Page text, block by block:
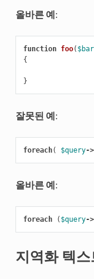
올바른 예:
function foo( $bar
{
}
잘못된 예:
foreach( $query->
올바른 예:
foreach ( $query->
지역화 텍